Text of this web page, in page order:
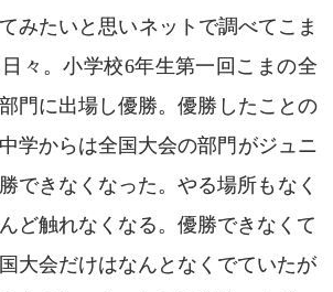
みたいと思いネットで調べてこま
々。小学校6年生第一回こまの全
門に出場し優勝。優勝したことの
学からは全国大会の部門がジュニ
できなくなった。やる場所もなく
ど触れなくなる。優勝できなくて
大会だけはなんとなくでていたが